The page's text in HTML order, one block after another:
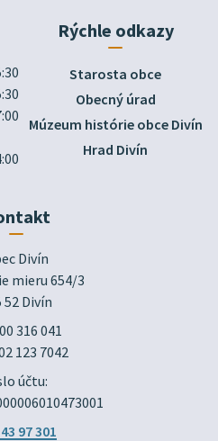
Rýchle odkazy
Starosta obce
Obecný úrad
Múzeum histórie obce Divín
Hrad Divín
Divín
mieru 654/3
52 Divín
316 041
123 7042
účtu:
97 301